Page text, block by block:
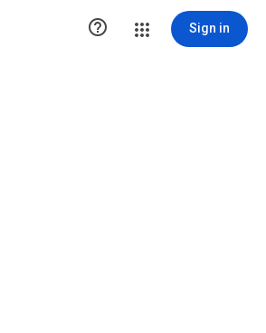
 Sign in